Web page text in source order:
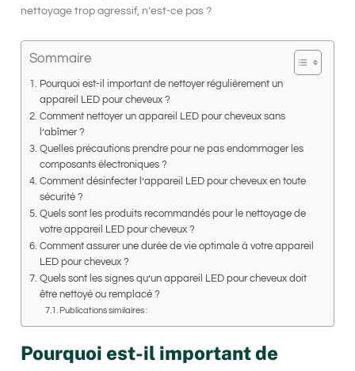
nettoyage trop agressif, n’est-ce pas ?
Sommaire
Pourquoi est-il important de nettoyer régulièrement un
appareil LED pour cheveux ?
Comment nettoyer un appareil LED pour cheveux sans
l’abîmer ?
Quelles précautions prendre pour ne pas endommager les
composants électroniques ?
Comment désinfecter l’appareil LED pour cheveux en toute
sécurité ?
Quels sont les produits recommandés pour le nettoyage de
votre appareil LED pour cheveux ?
Comment assurer une durée de vie optimale à votre appareil
LED pour cheveux ?
Quels sont les signes qu’un appareil LED pour cheveux doit
être nettoyé ou remplacé ?
Publications similaires :
Pourquoi est-il important de